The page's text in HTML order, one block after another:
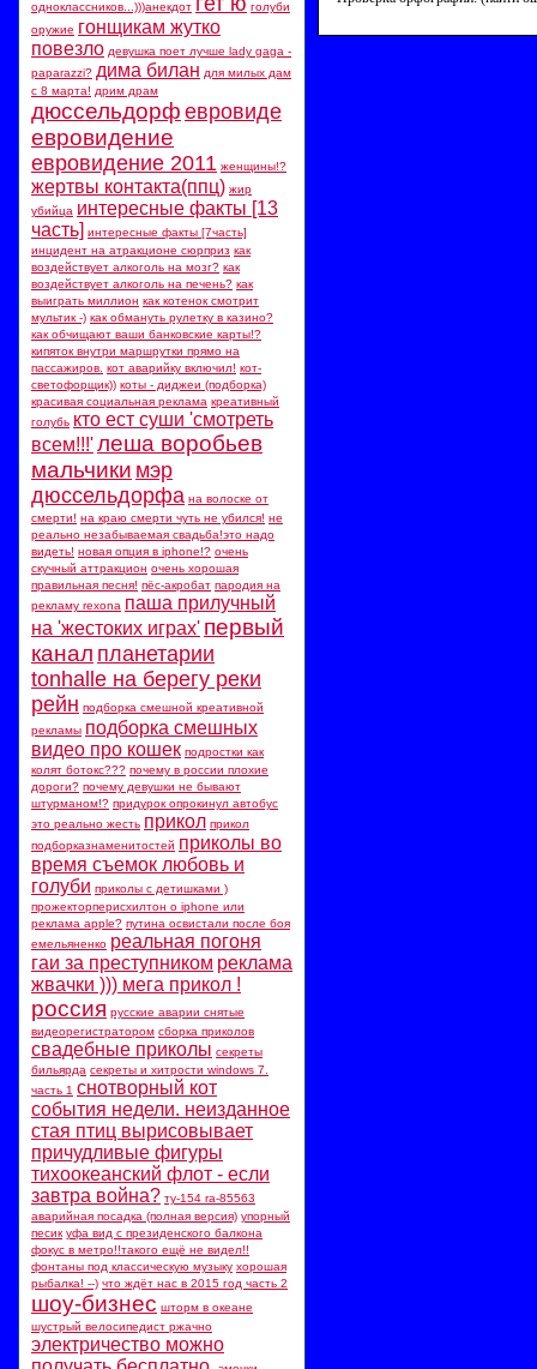
одноклассников...)))анекдот
голуби
оружие гонщикам жутко
повезло девушка поет лучше lady gaga -
paparazzi? дима билан для милых дам
с 8 марта! дрим драм
дюссельдорф евровиде
евровидение
евровидение 2011 женщины!?
жертвы контакта(ппц) жир
убийца интересные факты [13
часть] интересные факты [7часть]
инцидент на атракционе сюрприз как
воздействует алкоголь на мозг? как
воздействует алкоголь на печень? как
выиграть миллион как котенок смотрит
мультик -) как обмануть рулетку в казино?
как обчищают ваши банковские карты!?
кипяток внутри маршрутки прямо на
пассажиров. кот аварийку включил! кот-
светофорщик)) коты - диджеи (подборка)
красивая социальная реклама креативный
голубь кто ест суши 'смотреть
всем!!!'леша воробьев
мальчики мэр
дюссельдорфа на волоске от
смерти! на краю смерти чуть не убился! не
реально незабываемая свадьба!это надо
видеть! новая опция в iphone!? очень
скучный аттракцион очень хорошая
правильная песня! пёс-акробат пародия на
рекламу rexona паша прилучный
на 'жестоких играх' первый
канал планетарии
tonhalle на берегу реки
рейн подборка смешной креативной
рекламы подборка смешных
видео про кошек подростки как
колят ботокс??? почему в россии плохие
дороги? почему девушки не бывают
штурманом!? придурок опрокинул автобус
это реально жесть прикол прикол
подборказнаменитостей приколы во
время съемок любовь и
голуби приколы с детишками )
прожекторперисхилтон о iphone или
реклама apple? путина освистали после боя
емельяненко реальная погоня
гаи за преступником реклама
жвачки ))) мега прикол !
россия русские аварии снятые
видеорегистратором сборка приколов
свадебные приколы секреты
бильярда секреты и хитрости windows 7.
часть 1 снотворный кот
события недели. неизданное
стая птиц вырисовывает
причудливые фигуры
тихоокеанский флот - если
завтра война? ту-154 ra-85563
аварийная посадка (полная версия) упорный
песик уфа вид с президенского балкона
фокус в метро!!такого ещё не видел!!
фонтаны под классическую музыку хорошая
рыбалка! --) что ждёт нас в 2015 год часть 2
шоу-бизнес шторм в океане
шустрый велосипедист ржачно
электричество можно